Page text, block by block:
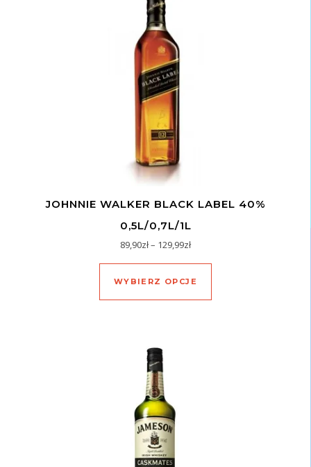
JOHNNIE WALKER BLACK LABEL 40%
0,5L/0,7L/1L
89,90zł– 129,99złZakres cen: od 89,90zł do
WYBIERZ OPCJE
Ten produkt ma